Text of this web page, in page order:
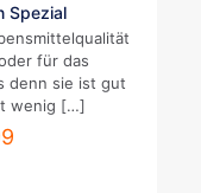
Spezial
für das
denn sie ist gut
wenig […]